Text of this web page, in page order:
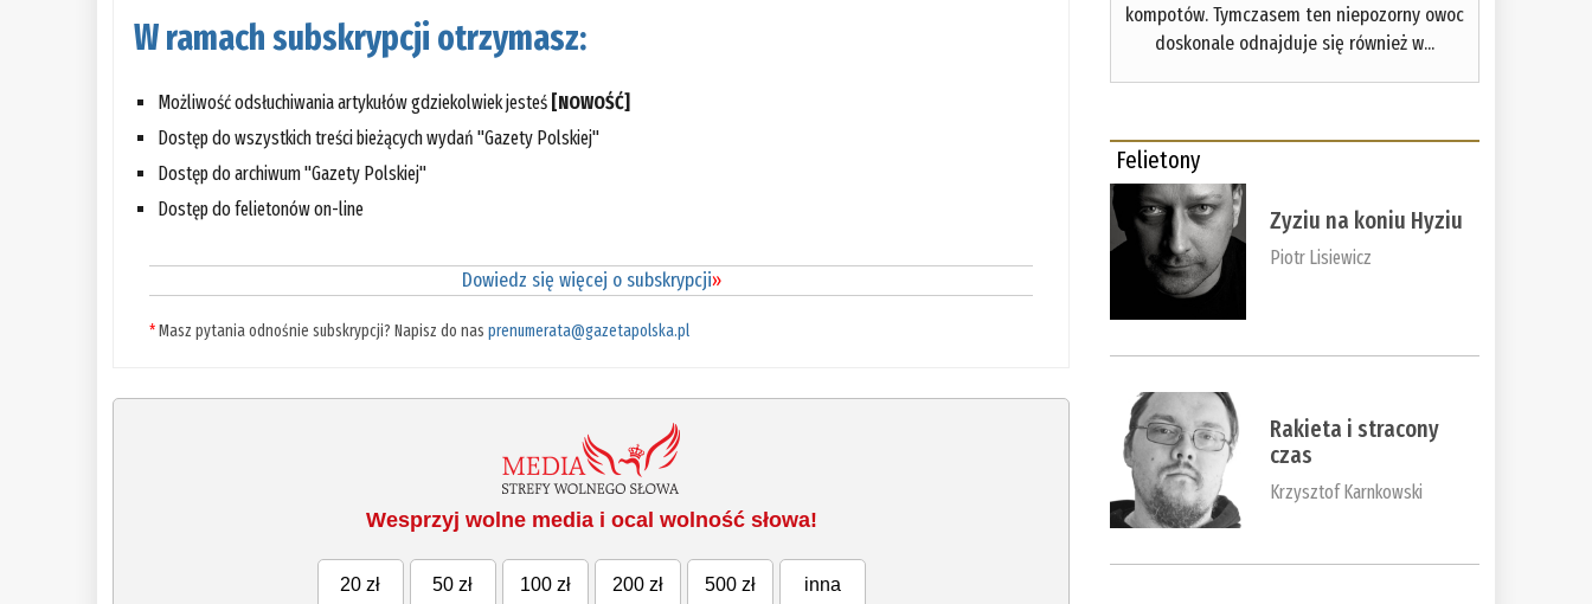
W ramach subskrypcji otrzymasz:
Możliwość odsłuchiwania artykułów gdziekolwiek jesteś [NOWOŚĆ]
Dostęp do wszystkich treści bieżących wydań "Gazety Polskiej"
Dostęp do archiwum "Gazety Polskiej"
Dostęp do felietonów on-line
Dowiedz się więcej o subskrypcji»
*Masz pytania odnośnie subskrypcji? Napisz do nasprenumerata@gazetapolska.pl
Wesprzyj wolne media i ocal wolność słowa!
20 zł 50 zł 100 zł 200 zł 500 zł inna
kompotów. Tymczasem ten niepozorny owoc
doskonale odnajduje się również w...
Felietony
Zyziu na koniu Hyziu
Piotr Lisiewicz
Rakieta i stracony
czas
Krzysztof Karnkowski